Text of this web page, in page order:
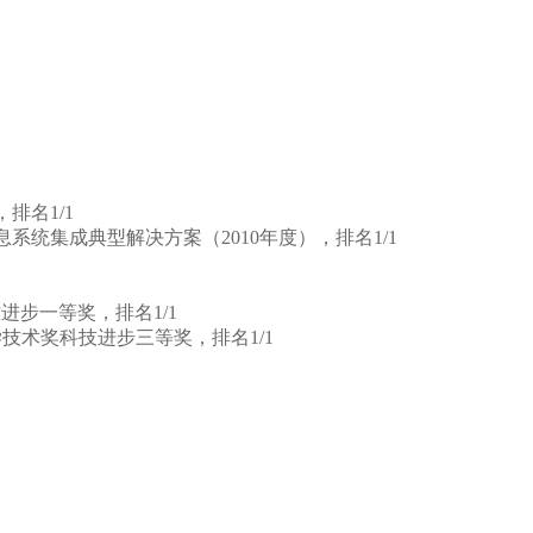
排名1/1
统集成典型解决方案（2010年度），排名1/1
步一等奖，排名1/1
术奖科技进步三等奖，排名1/1